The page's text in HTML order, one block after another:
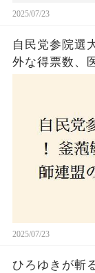
2025/07/23
自民党参院選
外な得票数、
2025/07/23
ひろゆきが斬